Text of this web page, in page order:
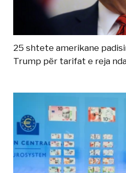
25 shtete amerikane
Trump për tarifat e reja